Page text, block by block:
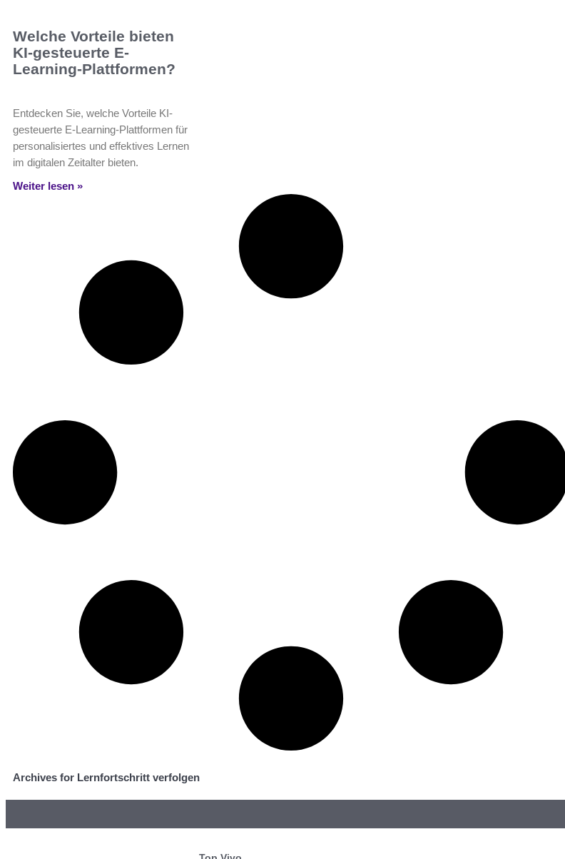
Welche Vorteile bieten
KI-gesteuerte E-
Learning-Plattformen?
Entdecken Sie, welche Vorteile KI-
gesteuerte E-Learning-Plattformen für
personalisiertes und effektives Lernen
im digitalen Zeitalter bieten.
Weiter lesen »
Archives for Lernfortschritt verfolgen